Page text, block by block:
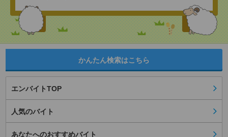
かんたん検索はこちら
エンバイトTOP
人気のバイト
あなたへのおすすめバイト